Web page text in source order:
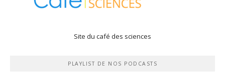
Site du café des sciences
PLAYLIST DE NOS PODCASTS